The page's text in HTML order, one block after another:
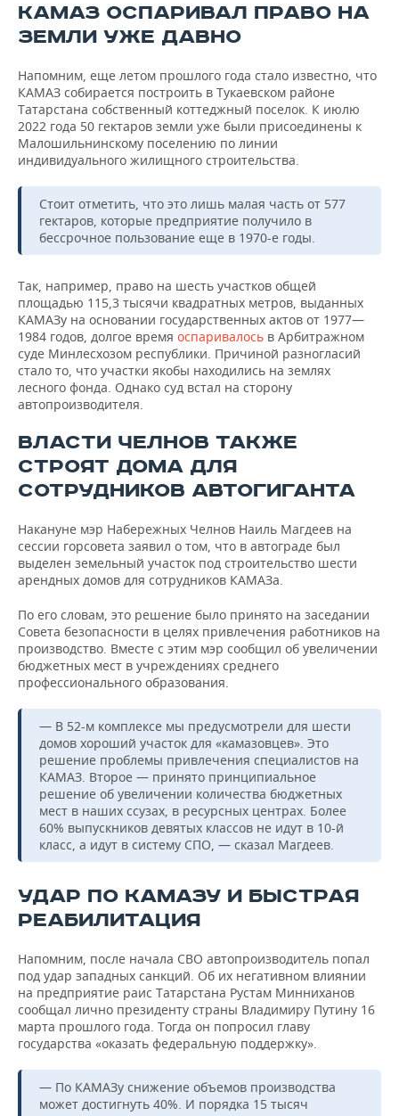
КАМАЗ ОСПАРИВАЛ ПРАВО НА
ЗЕМЛИ УЖЕ ДАВНО
Напомним, еще летом прошлого года стало известно, что
КАМАЗ собирается построить в Тукаевском районе
Татарстана собственный коттеджный поселок. К июлю
2022 года 50 гектаров земли уже были присоединены к
Малошильнинскому поселению по линии
индивидуального жилищного строительства.
Стоит отметить, что это лишь малая часть от 577
гектаров, которые предприятие получило в
бессрочное пользование еще в 1970-е годы.
Так, например, право на шесть участков общей
площадью 115,3 тысячи квадратных метров, выданных
КАМАЗу на основании государственных актов от 1977—
1984 годов, долгое время оспаривалось в Арбитражном
суде Минлесхозом республики. Причиной разногласий
стало то, что участки якобы находились на землях
лесного фонда. Однако суд встал на сторону
автопроизводителя.
ВЛАСТИ ЧЕЛНОВ ТАКЖЕ
СТРОЯТ ДОМА ДЛЯ
СОТРУДНИКОВ АВТОГИГАНТА
Накануне мэр Набережных Челнов Наиль Магдеев на
сессии горсовета заявил о том, что в автограде был
выделен земельный участок под строительство шести
арендных домов для сотрудников КАМАЗа.
По его словам, это решение было принято на заседании
Совета безопасности в целях привлечения работников на
производство. Вместе с этим мэр сообщил об увеличении
бюджетных мест в учреждениях среднего
профессионального образования.
— В 52-м комплексе мы предусмотрели для шести
домов хороший участок для «камазовцев». Это
решение проблемы привлечения специалистов на
КАМАЗ. Второе — принято принципиальное
решение об увеличении количества бюджетных
мест в наших ссузах, в ресурсных центрах. Более
60% выпускников девятых классов не идут в 10-й
класс, а идут в систему СПО, — сказал Магдеев.
УДАР ПО КАМАЗУ И БЫСТРАЯ
РЕАБИЛИТАЦИЯ
Напомним, после начала СВО автопроизводитель попал
под удар западных санкций. Об их негативном влиянии
на предприятие раис Татарстана Рустам Минниханов
сообщал лично президенту страны Владимиру Путину 16
марта прошлого года. Тогда он попросил главу
государства «оказать федеральную поддержку».
— По КАМАЗу снижение объемов производства
может достигнуть 40%. И порядка 15 тысяч